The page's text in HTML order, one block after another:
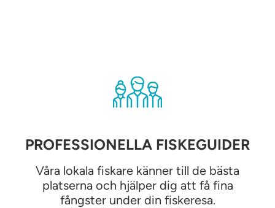
PROFESSIONELLA FISKEGUIDER
Våra lokala fiskare känner till de bästa
platserna och hjälper dig att få fina
fångster under din fiskeresa.